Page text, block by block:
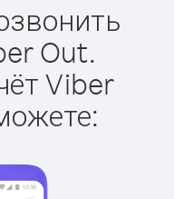
Out.
Viber